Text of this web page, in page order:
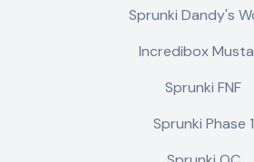
Sprunki Dandy's
Incredibox
Sprunki FNF
Sprunki Phase 1